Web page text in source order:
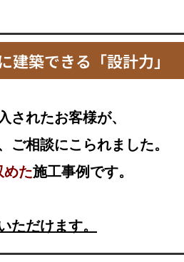
建築できる「設計力」
されたお客様が、
ご相談にこられました。
めた施工事例です。
ただけます。